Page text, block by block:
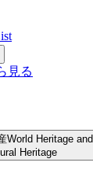
見る
World Heritage and
Heritage